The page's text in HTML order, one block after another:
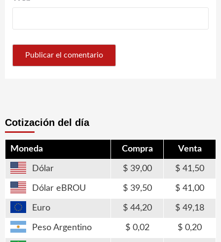
Cotización del día
Moneda Compra Venta
Dólar 39,00 41,50
Dólar eBROU 39,50 41,00
Euro 44,20 49,18
Peso Argentino 0,02 0,20